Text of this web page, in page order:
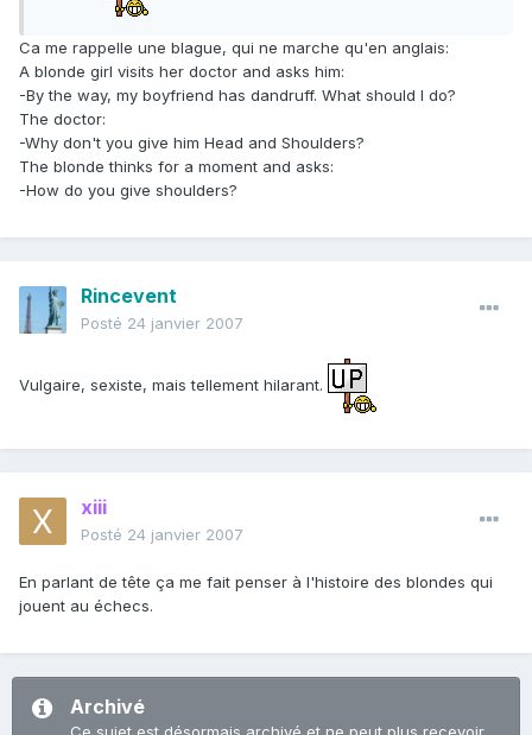
Ca me rappelle une blague, qui ne marche qu'en anglais:
A blonde girl visits her doctor and asks him:
-By the way, my boyfriend has dandruff. What should I do?
The doctor:
-Why don't you give him Head and Shoulders?
The blonde thinks for a moment and asks:
-How do you give shoulders?
Rincevent
Posté 24 janvier 2007
Vulgaire, sexiste, mais tellement hilarant.
xiii
Posté 24 janvier 2007
En parlant de tête ça me fait penser à l'histoire des blondes qui
jouent au échecs.
Archivé